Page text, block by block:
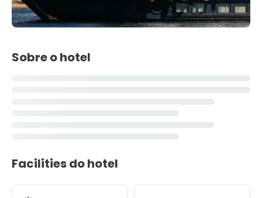
Sobre o hotel
Facilities do hotel